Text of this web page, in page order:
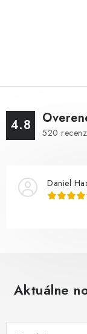
4.8 520
Daniel
Aktuálne